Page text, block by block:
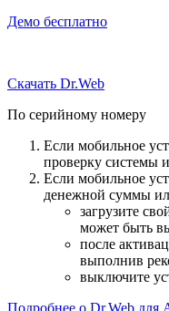
Демо бесплатно
Скачать Dr.Web
По серийному номеру
Если мобильное
проверку системы
Если мобильное
денежной суммы
загрузите
может быть
после
выполнив
выключите